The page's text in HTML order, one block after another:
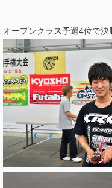
オープンクラス予選4位で決